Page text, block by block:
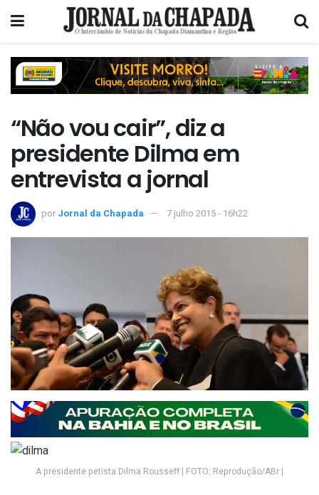
“Não vou cair”, diz a
presidente Dilma em
entrevista a jornal
por Jornal da Chapada 7 julho 2015 - 16h22
A presidente petista Dilma Rousseff | FOTO: Reprodução/ABr |